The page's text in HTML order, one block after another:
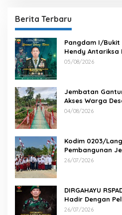
Berita Terbaru
Pangdam I/Bukit
Hendy
Kodam I/BB Mengucapkan : Selamat Ulang
05/08/2026
Jembatan
Akses Warga
Aman
04/08/2026
Kodim 0203/
Pembangunan
Paluh Manis
26/07/2026
DIRGAHAYU
Hadir Dengan
Indonesia Maju”
26/07/2026